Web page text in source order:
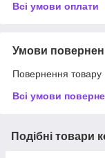
Всі умови оплати
Умови
Повернення товару
Всі умови
Подібні товари